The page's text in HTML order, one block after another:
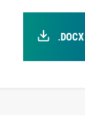
.DOCX